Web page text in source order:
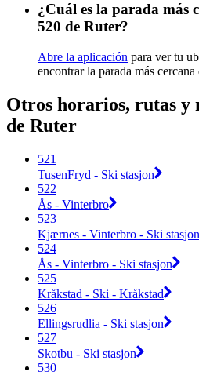
¿Cuál es la parada más
520 de Ruter?
Abre la aplicación para ver tu
encontrar la parada más
Otros horarios, rutas y
de Ruter
521
TusenFryd - Ski stasjon
522
Ås - Vinterbro
523
Kjærnes - Vinterbro - Ski stasjon
524
Ås - Vinterbro - Ski stasjon
525
Kråkstad - Ski - Kråkstad
526
Ellingsrudlia - Ski stasjon
527
Skotbu - Ski stasjon
530